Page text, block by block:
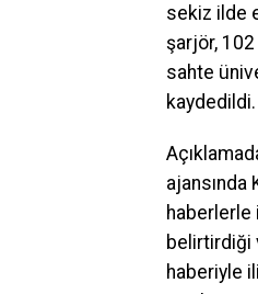
sekiz ilde
şarjör,
sahte
kaydedildi.
ajansında
haberlerle
belirtirdiği
haberiyle